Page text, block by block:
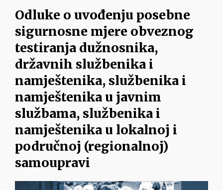
Odluke o uvođenju posebne
sigurnosne mjere obveznog
testiranja dužnosnika,
državnih službenika i
namještenika, službenika i
namještenika u javnim
službama, službenika i
namještenika u lokalnoj i
područnoj (regionalnoj)
samoupravi